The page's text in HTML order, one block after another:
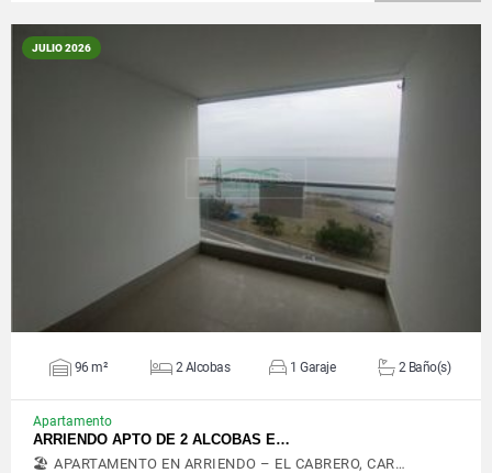
JULIO 2026
VER DETALLES
96 m² 2 Alcobas 1 Garaje 2 Baño(s)
Apartamento
ARRIENDO APTO DE 2 ALCOBAS E…
🏖️ APARTAMENTO EN ARRIENDO – EL CABRERO, CAR…